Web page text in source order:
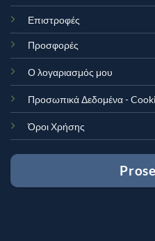
Επιστροφές
Προσφορές
Ο λογαριασμός μου
Προσωπικά Δεδομένα -
Όροι Χρήσης